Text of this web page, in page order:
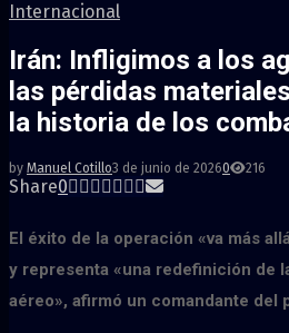
Internacional
Irán: Infligimos a los
las pérdidas
la historia de los
by Manuel Cotillo3 de junio de 20260 216
Share0
El éxito de la operación «va más
y representa «una redefinición de
aéreo», afirmó un comandante del